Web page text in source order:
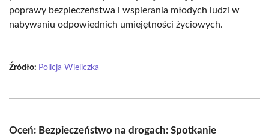
poprawy bezpieczeństwa i wspierania młodych ludzi w
nabywaniu odpowiednich umiejętności życiowych.
Źródło: Policja Wieliczka
Oceń: Bezpieczeństwo na drogach: Spotkanie